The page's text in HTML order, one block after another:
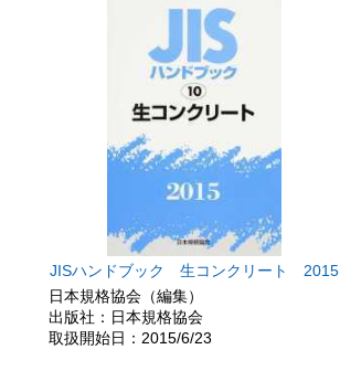
JISハンドブック 生コンクリート 2015
日本規格協会（編集）
出版社：日本規格協会
取扱開始日：2015/6/23